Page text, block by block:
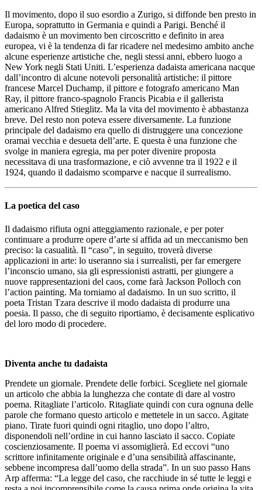
Il movimento, dopo il suo esordio a Zurigo, si diffonde ben presto in
Europa, soprattutto in Germania e quindi a Parigi. Benché il
dadaismo è un movimento ben circoscritto e definito in area
europea, vi è la tendenza di far ricadere nel medesimo ambito anche
alcune esperienze artistiche che, negli stessi anni, ebbero luogo a
New York negli Stati Uniti. L’esperienza dadaista americana nacque
dall’incontro di alcune notevoli personalità artistiche: il pittore
francese Marcel Duchamp, il pittore e fotografo americano Man
Ray, il pittore franco-spagnolo Francis Picabia e il gallerista
americano Alfred Stieglitz. Ma la vita del movimento è abbastanza
breve. Del resto non poteva essere diversamente. La funzione
principale del dadaismo era quello di distruggere una concezione
oramai vecchia e desueta dell’arte. E questa è una funzione che
svolge in maniera egregia, ma per poter divenire proposta
necessitava di una trasformazione, e ciò avvenne tra il 1922 e il
1924, quando il dadaismo scomparve e nacque il surrealismo.
La poetica del caso
Il dadaismo rifiuta ogni atteggiamento razionale, e per poter
continuare a produrre opere d’arte si affida ad un meccanismo ben
preciso: la casualità. Il “caso”, in seguito, troverà diverse
applicazioni in arte: lo useranno sia i surrealisti, per far emergere
l’inconscio umano, sia gli espressionisti astratti, per giungere a
nuove rappresentazioni del caos, come farà Jackson Polloch con
l’action painting. Ma torniamo al dadaismo. In un suo scritto, il
poeta Tristan Tzara descrive il modo dadaista di produrre una
poesia. Il passo, che di seguito riportiamo, è decisamente esplicativo
del loro modo di procedere.
Diventa anche tu dadaista
Prendete un giornale. Prendete delle forbici. Scegliete nel giornale
un articolo che abbia la lunghezza che contate di dare al vostro
poema. Ritagliate l’articolo. Ritagliate quindi con cura ognuna delle
parole che formano questo articolo e mettetele in un sacco. Agitate
piano. Tirate fuori quindi ogni ritaglio, uno dopo l’altro,
disponendoli nell’ordine in cui hanno lasciato il sacco. Copiate
coscienziosamente. Il poema vi assomiglierà. Ed eccovi “uno
scrittore infinitamente originale e d’una sensibilità affascinante,
sebbene incompresa dall’uomo della strada”. In un suo passo Hans
Arp afferma: “La legge del caso, che racchiude in sé tutte le leggi e